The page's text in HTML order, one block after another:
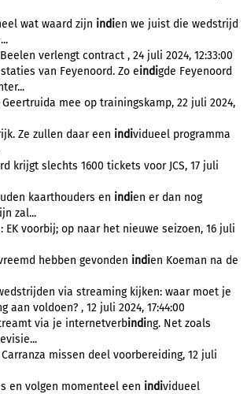
wat waard zijn indien we juist die wedstrijd
verlengt contract , 24 juli 2024, 12:33:00
van Feyenoord. Zo eindigde Feyenoord
mee op trainingskamp, 22 juli 2024,
Ze zullen daar een individueel programma
krijgt slechts 1600 tickets voor JCS, 17 juli
kaarthouders en indien er dan nog
zal...
EK voorbij; op naar het nieuwe seizoen, 16 juli
hebben gevonden indien Koeman na de
via streaming kijken: waar moet je
aan voldoen? , 12 juli 2024, 17:44:00
via je internetverbinding. Net zoals
missen deel voorbereiding, 12 juli
en volgen momenteel een individueel